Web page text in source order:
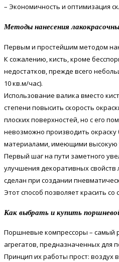
– Экономичность и оптимизация
Методы нанесения
Первым и простейшим методом
К сожалению, кисть, кроме
недостатков, прежде всего
10 кв.м/час).
Использование валика вместо
степени повысить скорость
плоских поверхностей, но с его
невозможно производить
материалами, имеющими высокую
Первый шаг на пути заметного
улучшения декоративных
сделан при создании
Этот способ позволяет красить со
Как выбрать и купить
Поршневые компрессоры – самый
агрегатов, предназначенных для
Принцип их работы прост: воздух